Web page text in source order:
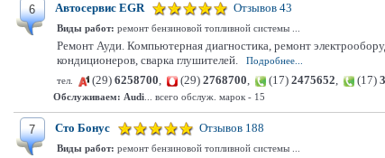
6 Автосервис EGR Отзывов 43
Виды работ: ремонт бензиновой топливной системы ...
Ремонт Ауди. Компьютерная диагностика, ремонт
кондиционеров, сварка глушителей.
Подробнее...
тел.
(29) 6258700, (29) 2768700, (17) 2475652, (17)
Обслуживаем: Audi ... всего обслуж. марок - 15
7 Сто Бонус Отзывов 188
Виды работ: ремонт бензиновой топливной системы ...